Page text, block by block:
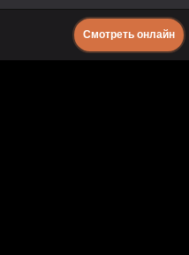
Смотреть онлайн